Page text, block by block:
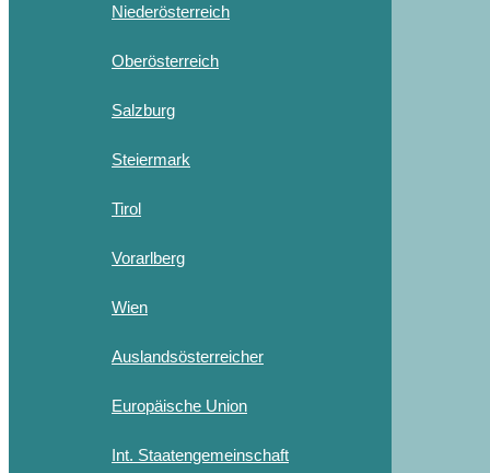
Niederösterreich
Oberösterreich
Salzburg
Steiermark
Tirol
Vorarlberg
Wien
Auslandsösterreicher
Europäische Union
Int. Staatengemeinschaft